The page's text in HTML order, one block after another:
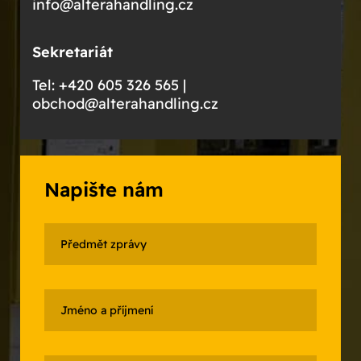
info@alterahandling.cz
Sekretariát
Tel: +420 605 326 565 |
obchod@alterahandling.cz
Napište nám